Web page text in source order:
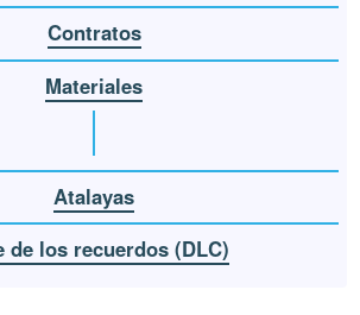
Contratos
Materiales
Atalayas
de los recuerdos (DLC)